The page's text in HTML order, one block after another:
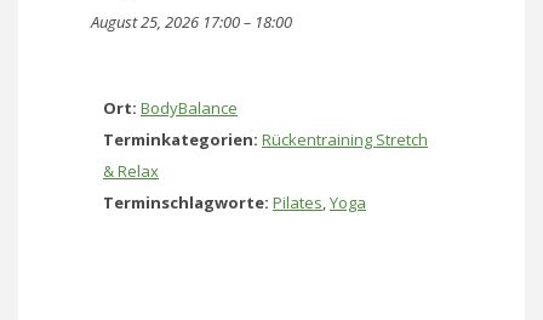
August 25, 2026 17:00– 18:00
Ort: BodyBalance
Terminkategorien: Rückentraining Stretch
& Relax
Terminschlagworte: Pilates,Yoga